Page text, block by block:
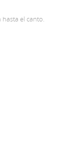
hasta el canto.